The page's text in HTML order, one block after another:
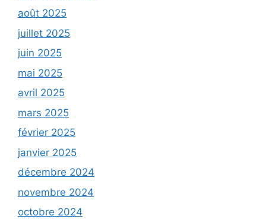
août 2025
juillet 2025
juin 2025
mai 2025
avril 2025
mars 2025
février 2025
janvier 2025
décembre 2024
novembre 2024
octobre 2024